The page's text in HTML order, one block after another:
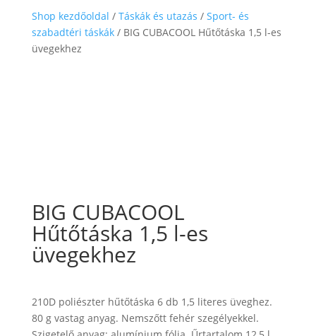
Shop kezdőoldal / Táskák és utazás / Sport- és
szabadtéri táskák/ BIG CUBACOOL Hűtőtáska 1,5 l-es
üvegekhez
BIG CUBACOOL
Hűtőtáska 1,5 l-es
üvegekhez
210D poliészter hűtőtáska 6 db 1,5 literes üveghez.
80 g vastag anyag. Nemszőtt fehér szegélyekkel.